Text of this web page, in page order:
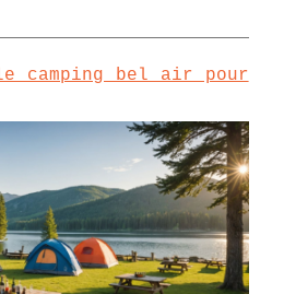
camping bel air pour